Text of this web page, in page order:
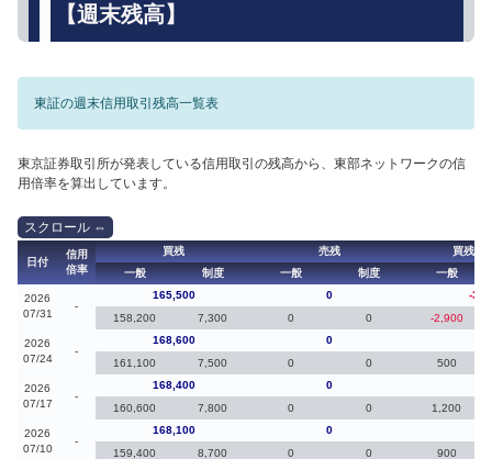
【週末残高】
東証の週末信用取引残高一覧表
東京証券取引所が発表している信用取引の残高から、東部ネットワークの信
用倍率を算出しています。
日付
信用
倍率
買残 売残
買残（
一般
制度 一般 制度 一般
2026
07/31
-
165,500 0
-
158,200
7,300 0 0 -2,900
2026
07/24
-
168,600 0
161,100
7,500 0 0 500
2026
07/17
-
168,400 0
160,600
7,800 0 0 1,200
2026
07/10
-
168,100 0
159,400
8,700 0 0 900